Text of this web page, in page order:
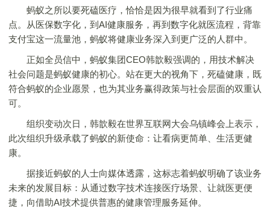
蚂蚁之所以要死磕医疗，恰恰是因为很早就看到了行业痛
点。从医保数字化，到AI健康服务，再到数字化就医流程，背靠
支付宝这一流量池，蚂蚁将健康业务深入到更广泛的人群中。
正如全员信中，蚂蚁集团CEO韩歆毅强调的，用技术解决
社会问题是蚂蚁健康的初心。站在更大的视角下，死磕健康，既
符合蚂蚁的企业愿景，也为其业务赢得政策与社会层面的双重认
可。
组织变动次日，韩歆毅在世界互联网大会乌镇峰会上表示，
此次组织升级承载了蚂蚁的新使命：让看病更简单、生活更健
康。
据接近蚂蚁的人士向媒体透露，这标志着蚂蚁明确了该业务
未来的发展目标：从通过数字技术连接医疗场景、让就医更便
捷，向借助AI技术提供普惠的健康管理服务延伸。